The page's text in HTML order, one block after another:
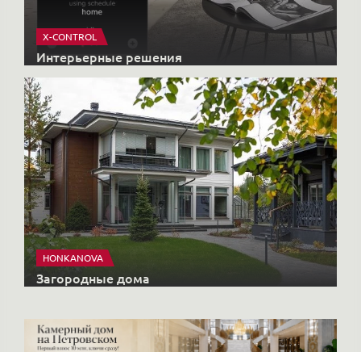
X-CONTROL
Интерьерные решения
HONKANOVA
Загородные дома